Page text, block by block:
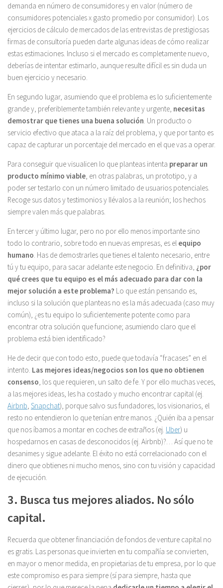
demanda en número de consumidores y en valor (número de
consumidores potenciales x gasto promedio por consumidor). Los
ejercicios de cálculo de mercados de las entrevistas de prestigiosas
firmas de consultoría pueden darte algunas ideas de cómo realizar
estas estimaciones. Incluso si el mercado es completamente nuevo,
deberías de intentar estimarlo, aunque resulte difícil es sin duda un
buen ejercicio y necesario.
En segundo lugar, asumiendo que el problema es lo suficientemente
grande y, preferiblemente también relevante y urgente, necesitas
demostrar que tienes una buena solución. Un producto o
servicio efectivo que ataca a la raíz del problema, y que por tanto es
capaz de capturar un porcentaje del mercado en el que vas a operar.
Para conseguir que visualicen lo que planteas intenta preparar un
producto mínimo viable, en otras palabras, un prototipo, y a
poder ser testarlo con un número limitado de usuarios potenciales.
Recoge sus datos y testimonios y llévalos a la reunión; los hechos
siempre valen más que palabras.
En tercer y último lugar, pero no por ello menos importante sino
todo lo contrario, sobre todo en nuevas empresas, es el equipo
humano. Has de demostrarles que tienes el talento necesario, entre
tú y tu equipo, para sacar adelante este negocio. En definitiva, ¿por
qué crees que tu equipo es el más adecuado para dar con la
mejor solución a este problema? Lo que están pensando es,
incluso si la solución que planteas no es la más adecuada (caso muy
común), ¿es tu equipo lo suficientemente potente como para
encontrar otra solución que funcione; asumiendo claro que el
problema está bien identificado?
He de decir que con todo esto, puede que todavía “fracases” en el
intento. Las mejores ideas/negocios son los que no obtienen
consenso, los que requieren, un salto de fe. Y por ello muchas veces,
a las mejores ideas, les ha costado y mucho encontrar capital (ej.
Airbnb, Snapchat), porque salvo sus fundadores, los visionarios, el
resto no entendieron lo que tenían entre manos. ¿Quién iba a pensar
que nos íbamos a montar en coches de extraños (ej. Uber) u
hospedarnos en casas de desconocidos (ej. Airbnb)?… Así que no te
desanimes y sigue adelante. El éxito no está correlacionado con el
dinero que obtienes ni mucho menos, sino con tu visión y capacidad
de ejecución.
3. Busca tus mejores aliados. No sólo
capital.
Recuerda que obtener financiación de fondos de venture capital no
es gratis. Las personas que invierten en tu compañía se convierten,
en mayor o menor medida, en propietarias de tu empresa, por lo que
este compromiso es para siempre (sí para siempre, hasta que